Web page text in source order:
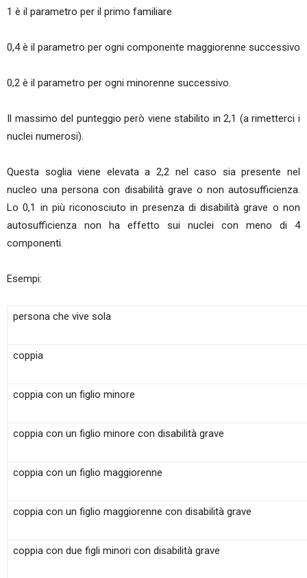
1 è il parametro per il primo familiare
0,4 è il parametro per ogni componente maggiorenne successivo
0,2 è il parametro per ogni minorenne successivo.
Il massimo del punteggio però viene stabilito in 2,1 (a rimetterci i
nuclei numerosi).
Questa soglia viene elevata a 2,2 nel caso sia presente nel
nucleo una persona con disabilità grave o non autosufficienza.
Lo 0,1 in più riconosciuto in presenza di disabilità grave o non
autosufficienza non ha effetto sui nuclei con meno di 4
componenti.
Esempi:
persona che vive sola
coppia
coppia con un figlio minore
coppia con un figlio minore con disabilità grave
coppia con un figlio maggiorenne
coppia con un figlio maggiorenne con disabilità grave
coppia con due figli minori con disabilità grave